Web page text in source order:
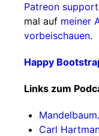
Patreon
mal auf meiner
vorbeischauen.
Happy
Links zum
Carl